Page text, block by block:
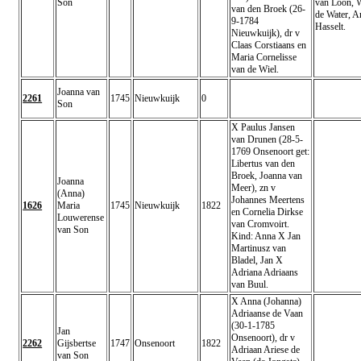
Son
van den Broek (26-
9-1784
Nieuwkuijk), dr v
Claas Corstiaans en
Maria Cornelisse
van de Wiel.
van Loon,
de Water,
Hasselt.
2261
Joanna van
Son
1745 Nieuwkuijk 0
1626
Joanna
(Anna)
Maria
Louwerense
van Son
1745 Nieuwkuijk 1822
X Paulus Jansen
van Drunen (28-5-
1769 Onsenoort get:
Libertus van den
Broek, Joanna van
Meer), zn v
Johannes Meertens
en Cornelia Dirkse
van Cromvoirt.
Kind: Anna X Jan
Martinusz van
Bladel, Jan X
Adriana Adriaans
van Buul.
2262
Jan
Gijsbertse
van Son
1747 Onsenoort 1822
X Anna (Johanna)
Adriaanse de Vaan
(30-1-1785
Onsenoort), dr v
Adriaan Ariese de